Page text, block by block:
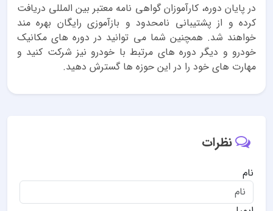
در پایان دوره، کارآموزان گواهی نامه معتبر بین المللی دریافت
کرده و از پشتیبانی نامحدود و بازآموزی رایگان بهره مند
خواهند شد. همچنین شما می توانید در دوره های مکانیک
خودرو و دیگر دوره های مرتبط با خودرو نیز شرکت کنید و
مهارت های خود را در این حوزه ها گسترش دهید.
نظرات
نام